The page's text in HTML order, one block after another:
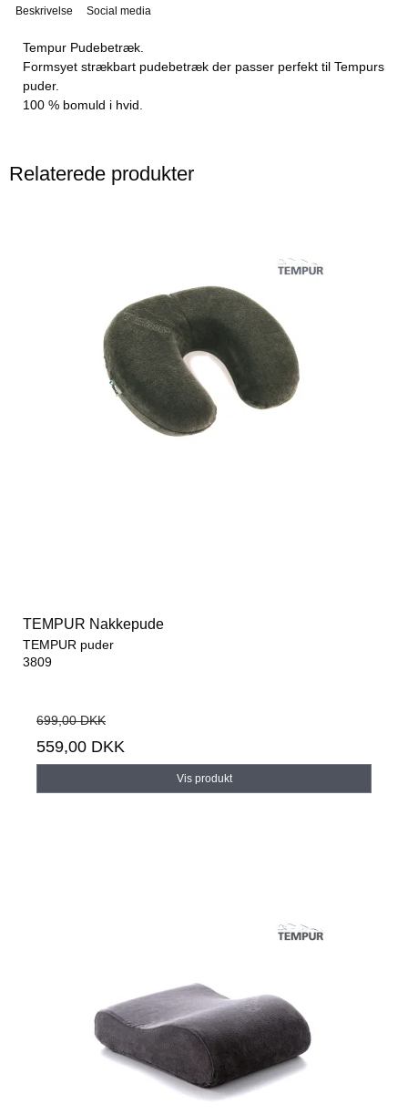
Beskrivelse Social media
Tempur Pudebetræk.
Formsyet strækbart pudebetræk der passer perfekt til Tempurs
puder.
100 % bomuld i hvid.
Relaterede produkter
TEMPUR Nakkepude
TEMPUR puder
3809
699,00 DKK
559,00 DKK
Vis produkt